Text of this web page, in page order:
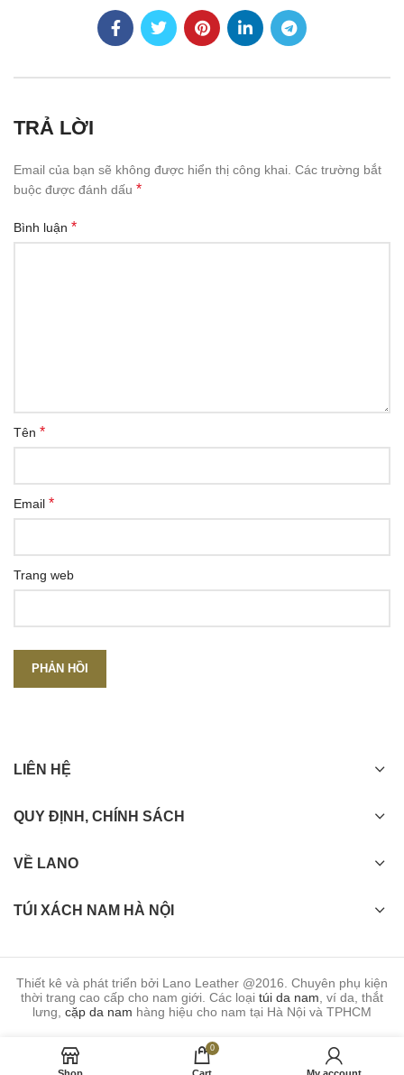
TRẢ LỜI
Email của bạn sẽ không được hiển thị công khai. Các trường bắt
buộc được đánh dấu *
Bình luận *
Tên *
Email *
Trang web
LIÊN HỆ
QUY ĐỊNH, CHÍNH SÁCH
VỀ LANO
TÚI XÁCH NAM HÀ NỘI
Thiết kê và phát triển bởi Lano Leather @2016. Chuyên phụ kiện
thời trang cao cấp cho nam giới. Các loại túi da nam, ví da, thắt
lưng, cặp da nam hàng hiệu cho nam tại Hà Nội và TPHCM
0